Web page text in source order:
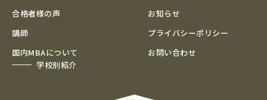
合格者様の声
講師
国内MBAについて
学校別紹介
お知らせ
プライバシーポリシー
お問い合わせ